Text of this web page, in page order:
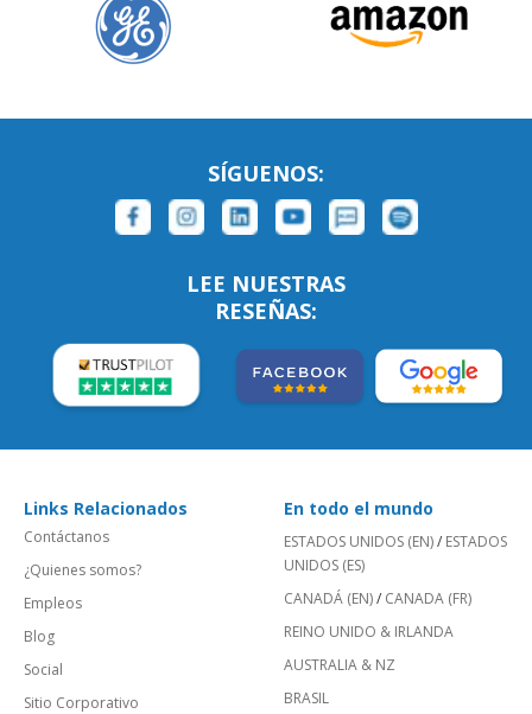
SÍGUENOS:
LEE NUESTRAS
RESEÑAS:
Links Relacionados
Contáctanos
¿Quienes somos?
Empleos
Blog
Social
Sitio Corporativo
En todo el mundo
ESTADOS UNIDOS (EN)/ ESTADOS
UNIDOS (ES)
CANADÁ (EN)/ CANADA (FR)
REINO UNIDO & IRLANDA
AUSTRALIA & NZ
BRASIL